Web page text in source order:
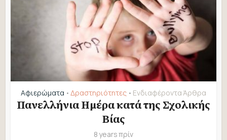
Αφιερώματα • Δραστηριότητες • Ενδιαφέροντα Άρθρα
Πανελλήνια Ημέρα κατά της Σχολικής
Βίας
8 years πρίν